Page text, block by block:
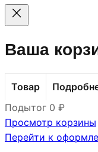
Ваша
Товары
в
Товар
Подытог 0 ₽
Просмотр корзины
Перейти к